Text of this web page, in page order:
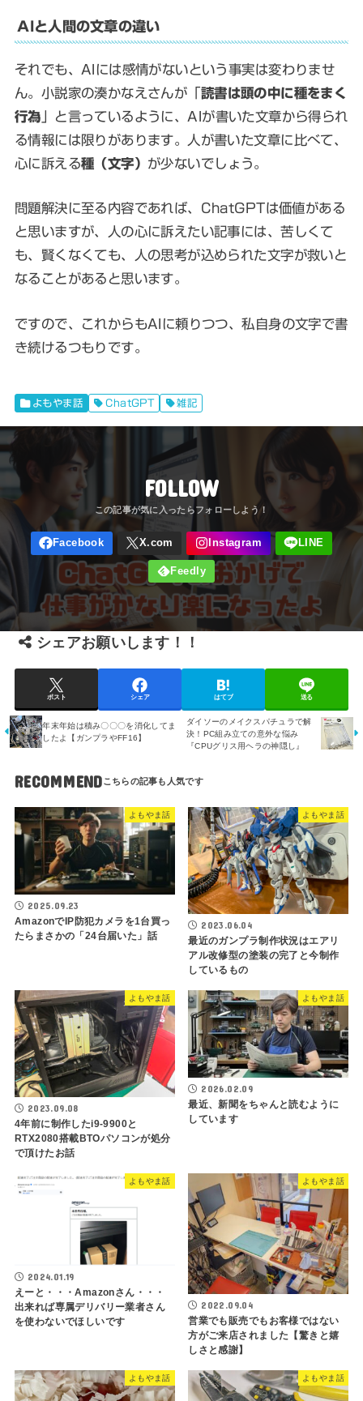
AIと人間の文章の違い
それでも、AIには感情がないという事実は変わりませ
ん。小説家の湊かなえさんが「読書は頭の中に種をまく
行為 」と言っているように、AIが書いた文章から得られ
る情報には限りがあります。人が書いた文章に比べて、
心に訴える種（文字） が少ないでしょう。
問題解決に至る内容であれば、ChatGPTは価値がある
と思いますが、人の心に訴えたい記事には、苦しくて
も、賢くなくても、人の思考が込められた文字が救いと
なることがあると思います。
ですので、これからもAIに頼りつつ、私自身の文字で書
き続けるつもりです。
よもやま話 ChatGPT 雑記
FOLLOW
シェアお願いします！！
ポスト シェア はてブ 送る
ダイソーのメイクスパチュラで解
決！PC組み立ての意外な悩み
『CPUグリス用ヘラの神隠し』
年末年始は積み〇〇〇を消化してま
したよ【ガンプラやFF16】
RECOMMEND
よもやま話
2025.09.23
AmazonでIP防犯カメラを1台買っ
たらまさかの「24台届いた」話
よもやま話
2023.06.04
最近のガンプラ制作状況はエアリ
アル改修型の塗装の完了と今制作
しているもの
よもやま話
2023.09.08
4年前に制作したi9-9900と
RTX2080搭載BTOパソコンが処分
で頂けたお話
よもやま話
2026.02.09
最近、新聞をちゃんと読むように
しています
よもやま話
2024.01.19
えーと・・・Amazonさん・・・
出来れば専属デリバリー業者さん
を使わないでほしいです
よもやま話
2022.09.04
営業でも販売でもお客様ではない
方がご来店されました【驚きと嬉
しさと感謝】
よもやま話 よもやま話